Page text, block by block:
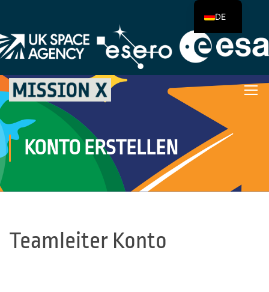
KONTO ERSTELLEN
Teamleiter Konto
DE